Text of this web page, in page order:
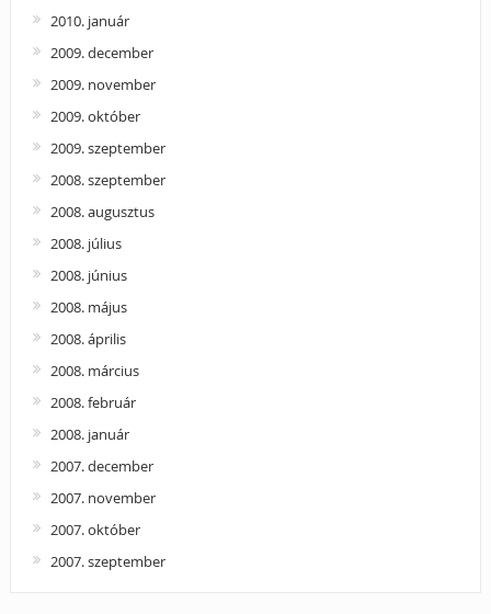
2010. január
2009. december
2009. november
2009. október
2009. szeptember
2008. szeptember
2008. augusztus
2008. július
2008. június
2008. május
2008. április
2008. március
2008. február
2008. január
2007. december
2007. november
2007. október
2007. szeptember